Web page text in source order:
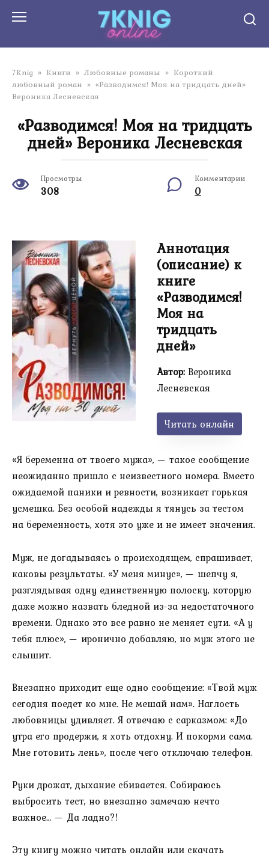
7Knig » Книги » Любовные романы » Короткий
любовный роман » «Разводимся! Моя на тридцать дней»
Вероника Лесневская
«Разводимся! Моя на тридцать
дней» Вероника Лесневская
Просмотры
308
Комментарии
0
Аннотация
(описание) к
книге
«Разводимся!
Моя на
тридцать
дней»
Автор:Вероника
Лесневская
Читать онлайн
«Я беременна от твоего мужа», — такое сообщение
неожиданно пришло с неизвестного номера. Вместо
ожидаемой паники и ревности, возникает горькая
усмешка. Без особой надежды я тянусь за тестом
на беременность, хотя это уже и не имеет значения.
Муж, не догадываясь о происходящем, спрашивает,
каковы результаты. «У меня минус», — шепчу я,
разглядывая одну единственную полоску, которую
даже можно назвать бледной из-за недостаточного
времени. Однако это все равно не меняет сути. «А у
тебя плюс», — иронично добавляю, но муж этого не
слышит.
Внезапно приходит еще одно сообщение: «Твой муж
сегодня поедет ко мне. Не мешай нам». Наглость
любовницы удивляет. Я отвечаю с сарказмом: «До
утра его продержи, я хоть отдохну. И покорми сама.
Мне готовить лень», после чего отключаю телефон.
Руки дрожат, дыхание сбивается. Собираюсь
выбросить тест, но внезапно замечаю нечто
важное… — Да ладно?!
Эту книгу можно читать онлайн или скачать